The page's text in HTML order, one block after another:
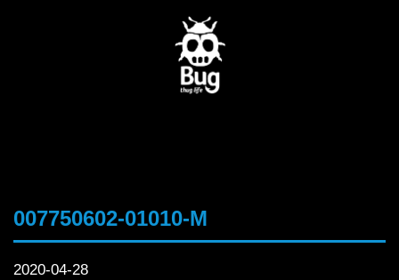
007750602-01010-M
2020-04-28